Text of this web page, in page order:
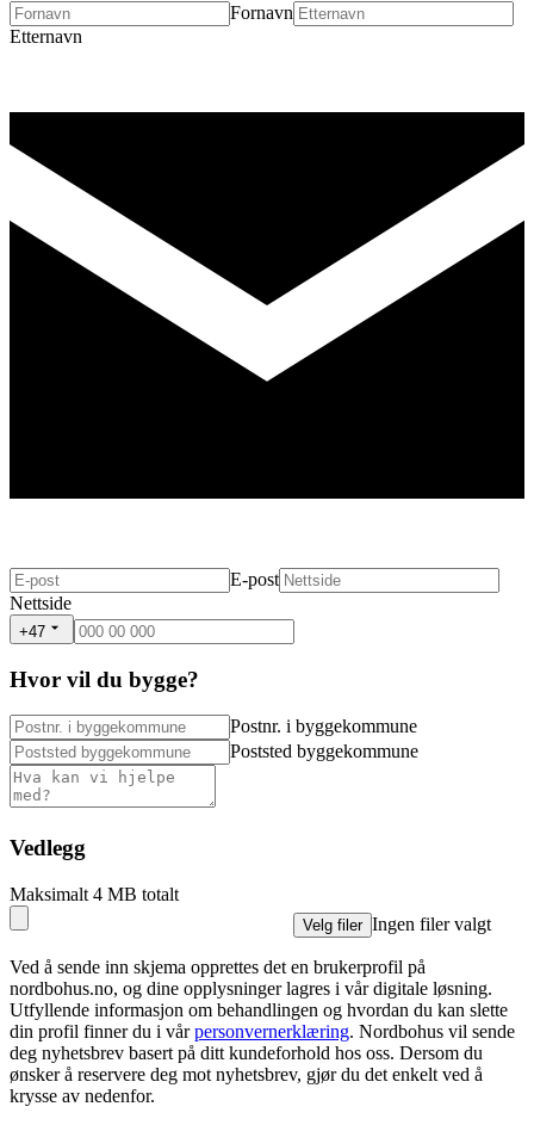
Fornavn
Etternavn
E-post
Nettside
+47
Hvor vil du bygge?
Postnr. i byggekommune
Poststed byggekommune
Vedlegg
Maksimalt 4 MB totalt
Velg filer Ingen filer valgt
Ved å sende inn skjema opprettes det en brukerprofil på
nordbohus.no, og dine opplysninger lagres i vår digitale løsning.
Utfyllende informasjon om behandlingen og hvordan du kan slette
din profil finner du i vår personvernerklæring. Nordbohus vil sende
deg nyhetsbrev basert på ditt kundeforhold hos oss. Dersom du
ønsker å reservere deg mot nyhetsbrev, gjør du det enkelt ved å
krysse av nedenfor.